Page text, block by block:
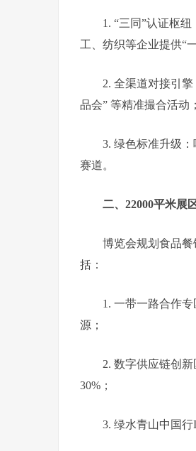
1. “三同”认证枢
工、纺织等企业提供“
2. 全渠道对接引
品会” 等精准撮合活动；
3. 绿色标准升级
赛道。
二、22000平米展
博览会规划食品
括：
1. 一带一路合作
源；
2. 数字供应链创
30%；
3. 绿水青山中国行